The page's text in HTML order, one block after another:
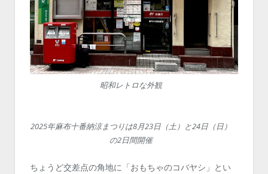
昭和レトロな外観
2025年麻布十番納涼まつりは8月23日（土）と24日（日）
の2日間開催
ちょうど交差点の角地に「おもちゃのコバヤシ」とい